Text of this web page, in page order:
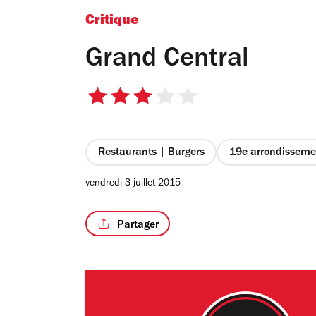
Critique
Grand Central
3
étoiles
Restaurants | Burgers 19e
vendredi 3 juillet 2015
Partager